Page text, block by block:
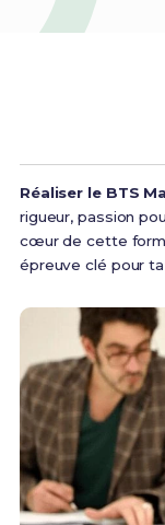
Réaliser le BTS
rigueur, passion
cœur de cette
épreuve clé pour